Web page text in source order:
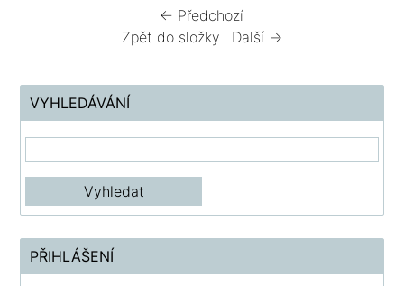
← Předchozí
Zpět do složky
Další →
VYHLEDÁVÁNÍ
PŘIHLÁŠENÍ